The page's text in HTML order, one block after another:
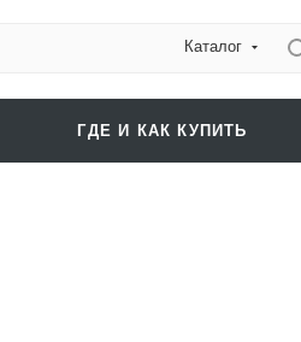
Каталог
ГДЕ И КАК КУПИТЬ